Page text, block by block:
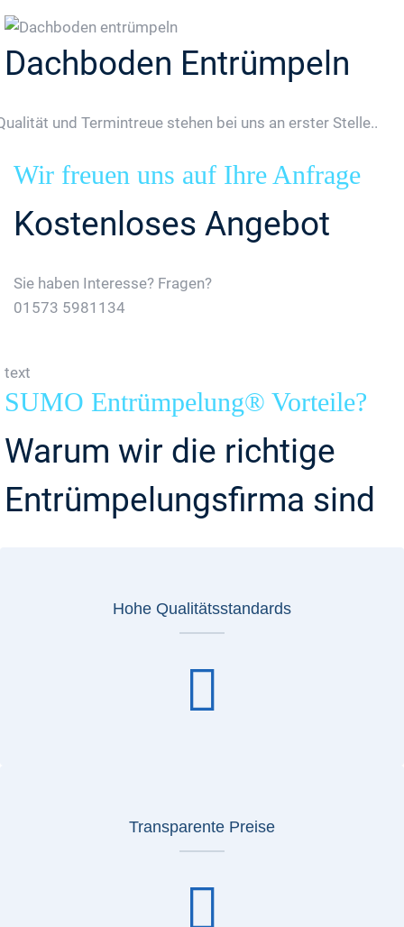
Dachboden Entrümpeln
und Termintreue stehen bei uns an erster Stelle..
Wir freuen uns auf Ihre Anfrage
Kostenloses Angebot
Sie haben Interesse? Fragen?
01573 5981134
text
SUMO Entrümpelung® Vorteile?
Warum wir die richtige
Entrümpelungsfirma sind
Hohe Qualitätsstandards
Transparente Preise